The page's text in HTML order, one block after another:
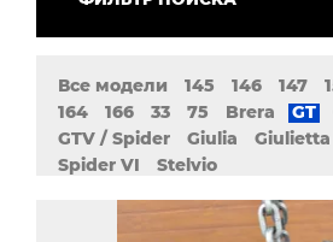
Все модели 145 146 147
164
166 33 75 Brera GT
GTV / Spider
Giulia Giulietta
Spider VI
Stelvio